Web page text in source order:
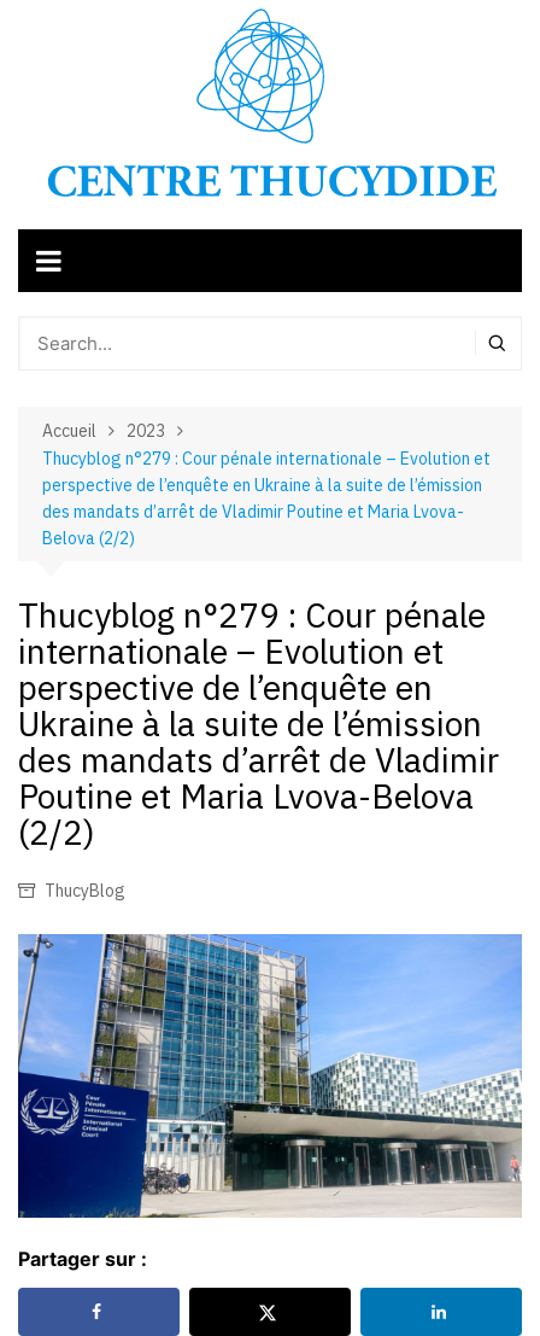
Accueil
2023
Thucyblog n°279 : Cour pénale internationale – Evolution et
perspective de l’enquête en Ukraine à la suite de l’émission
des mandats d’arrêt de Vladimir Poutine et Maria Lvova-
Belova (2/2)
Thucyblog n°279 : Cour pénale
internationale – Evolution et
perspective de l’enquête en
Ukraine à la suite de l’émission
des mandats d’arrêt de Vladimir
Poutine et Maria Lvova-Belova
(2/2)
ThucyBlog
Partager sur :